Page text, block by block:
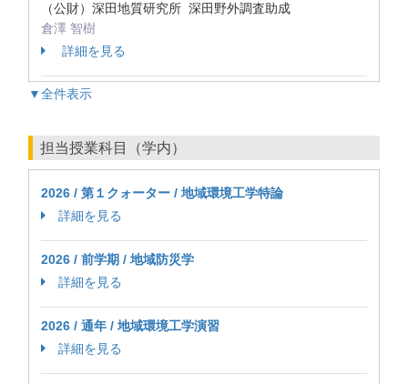
（公財）深田地質研究所 深田野外調査助成
倉澤 智樹
詳細を見る
▼全件表示
担当授業科目（学内）
2026 / 第１クォーター / 地域環境工学特論
詳細を見る
2026 / 前学期 / 地域防災学
詳細を見る
2026 / 通年 / 地域環境工学演習
詳細を見る